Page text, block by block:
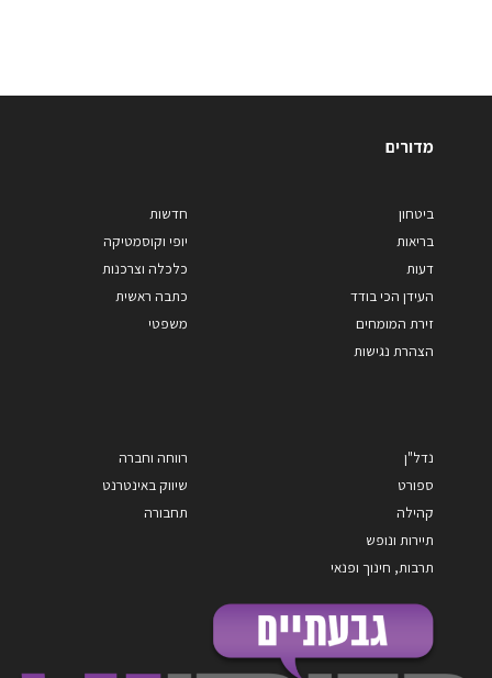
מדורים
ביטחון
בריאות
דעות
העידן הכי בודד
זירת המומחים
הצהרת נגישות
חדשות
יופי וקוסמטיקה
כלכלה וצרכנות
כתבה ראשית
משפטי
נדל"ן
ספורט
קהילה
תיירות ונופש
תרבות, חינוך ופנאי
רווחה וחברה
שיווק באינטרנט
תחבורה